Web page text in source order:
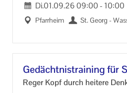
Di.01.09.2609:00- 10:00
Pfarr­heim St. Georg -
Ge­dächt­nis­trai­ning für
Reger Kopf durch hei­te­re